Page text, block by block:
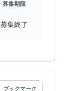
募集期限
募集終了
ブックマーク